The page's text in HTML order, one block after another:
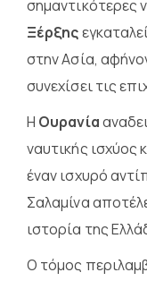
σημαντικότερες
Ξέρξης
στην Ασία,
συνεχίσει τις
Η Ουρανία
ναυτικής ισχύος
έναν ισχυρό
Σαλαμίνα
ιστορία της
Ο τόμος